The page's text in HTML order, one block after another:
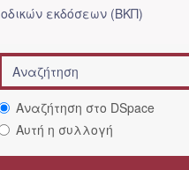
εκδόσεων (ΒΚΠ)
Αναζήτηση στο DSpace
Αυτή η συλλογή